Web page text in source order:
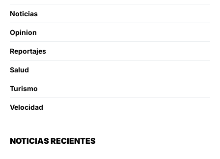
Noticias
Opinion
Reportajes
Salud
Turismo
Velocidad
NOTICIAS RECIENTES